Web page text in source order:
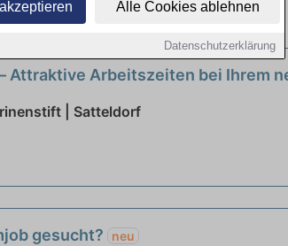
Alle Cookies ablehnen
Datenschutzerklärung
bewerben!
Attraktive Arbeitszeiten bei Ihrem
| Satteldorf
gesucht? neu